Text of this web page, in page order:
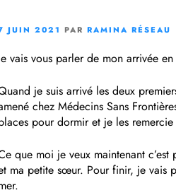
JUIN 2021 PAR RAMINA RÉSEAU
vais vous parler de mon arrivée
je suis arrivé les deux
chez Médecins Sans
pour dormir et je les
que moi je veux maintenant
ma petite sœur. Pour finir, je vais